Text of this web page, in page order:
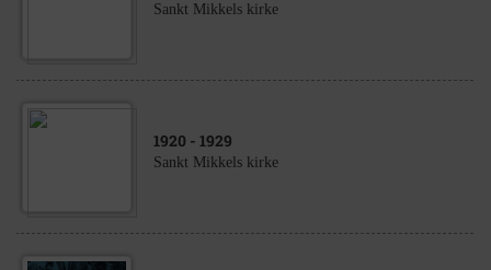
Sankt Mikkels kirke
1920 - 1929
Sankt Mikkels kirke